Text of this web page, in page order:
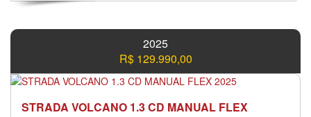
2025
R$ 129.990,00
STRADA VOLCANO 1.3 CD MANUAL FLEX